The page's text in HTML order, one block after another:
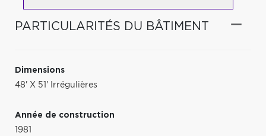
PARTICULARITÉS DU BÂTIMENT
Dimensions
48' X 51' Irrégulières
Année de construction
1981